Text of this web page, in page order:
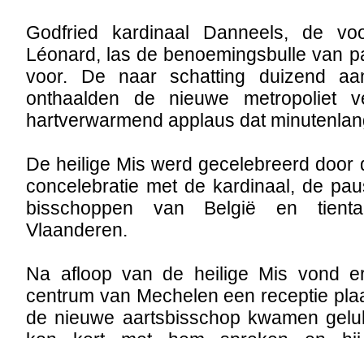
Godfried kardinaal Danneels, de
Léonard, las de benoemingsbulle van
voor. De naar schatting duizend
onthaalden de nieuwe metropoliet
hartverwarmend applaus dat
De heilige Mis werd gecelebreerd door
concelebratie met de kardinaal, de
bisschoppen van België en
Vlaanderen.
Na afloop van de heilige Mis vond
centrum van Mechelen een receptie
de nieuwe aartsbisschop kwamen